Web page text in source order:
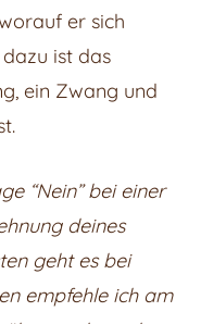
er sich
ist das
ein Zwang und
“Nein” bei einer
deines
geht es bei
empfehle ich am